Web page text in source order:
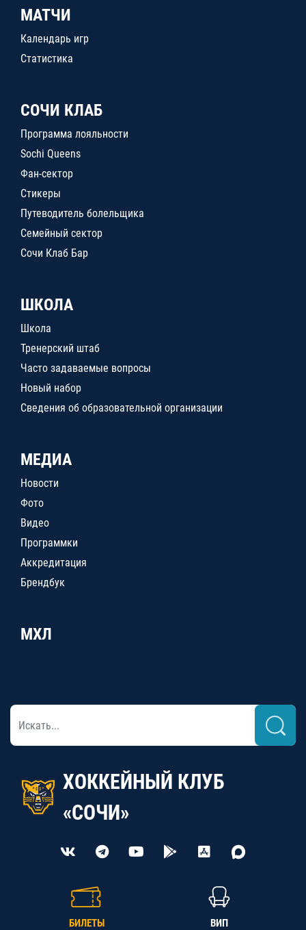
МАТЧИ
Календарь игр
Статистика
СОЧИ КЛАБ
Программа лояльности
Sochi Queens
Фан-сектор
Стикеры
Путеводитель болельщика
Семейный сектор
Сочи Клаб Бар
ШКОЛА
Школа
Тренерский штаб
Часто задаваемые вопросы
Новый набор
Сведения об образовательной организации
МЕДИА
Новости
Фото
Видео
Программки
Аккредитация
Брендбук
МХЛ
ХОККЕЙНЫЙ КЛУБ
«СОЧИ»
БИЛЕТЫ ВИП